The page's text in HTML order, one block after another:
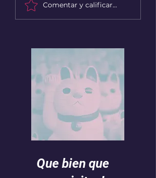
que nacen sus hijos no es el
Comentar y calificar...
Que bien que